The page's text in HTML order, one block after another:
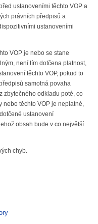
ustanoveními těchto VOP a
právních předpisů a
ustanoveními
VOP je nebo se stane
není tím dotčena platnost,
těchto VOP, pokud to
samotná povaha
zbytečného odkladu poté, co
těchto VOP je neplatné,
ustanovení
obsah bude v co největší
chyb.